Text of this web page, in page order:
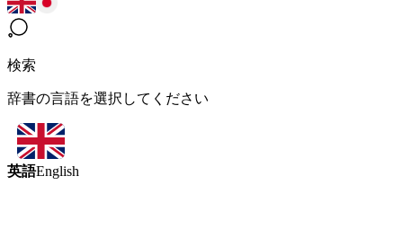
検索
辞書の言語を選択してください
英語English